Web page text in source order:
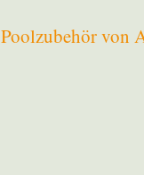
Poolzubehör von